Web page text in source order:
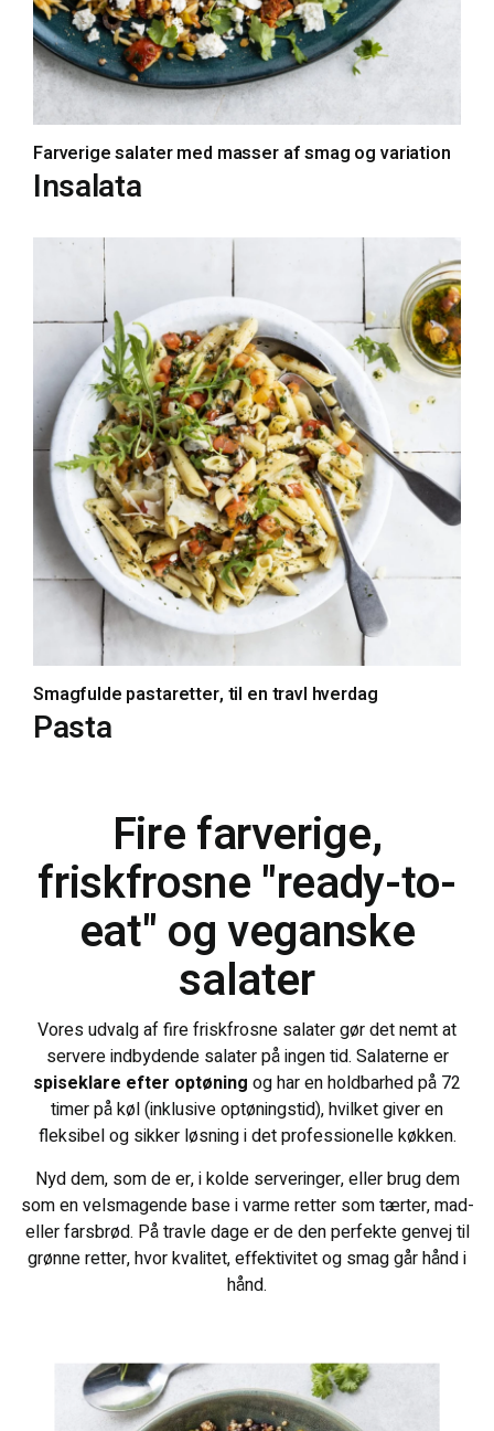
Farverige salater med masser af smag og variation
Insalata
Smagfulde pastaretter, til en travl hverdag
Pasta
Fire farverige,
friskfrosne "ready-to-
eat" og veganske
salater
Vores udvalg af fire friskfrosne salater gør det nemt at
servere indbydende salater på ingen tid. Salaterne er
spiseklare efter optøning og har en holdbarhed på 72
timer på køl (inklusive optøningstid), hvilket giver en
fleksibel og sikker løsning i det professionelle køkken.
Nyd dem, som de er, i kolde serveringer, eller brug dem
som en velsmagende base i varme retter som tærter, mad-
eller farsbrød. På travle dage er de den perfekte genvej til
grønne retter, hvor kvalitet, effektivitet og smag går hånd i
hånd.